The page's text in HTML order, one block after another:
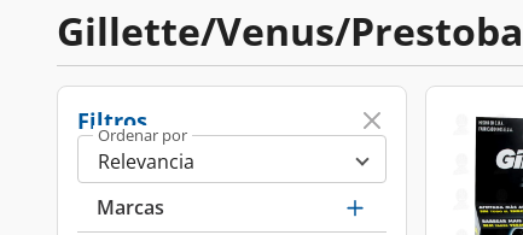
Gillette/Venus/
Filtros
Ordenar por
Marcas